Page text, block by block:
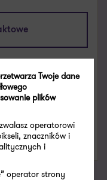
Twoje dane
plików
operatorowi
znaczników i
i
operator strony